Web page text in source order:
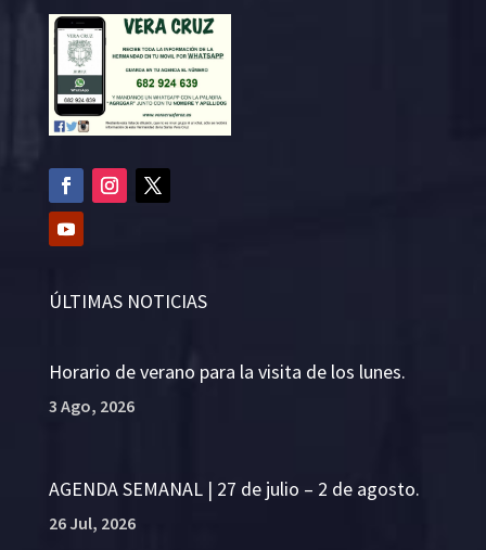
ÚLTIMAS NOTICIAS
Horario de verano para la visita de los lunes.
3 Ago, 2026
AGENDA SEMANAL | 27 de julio – 2 de agosto.
26 Jul, 2026